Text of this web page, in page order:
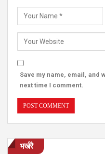
Save my name, email, and
next time I comment.
भर्खरै